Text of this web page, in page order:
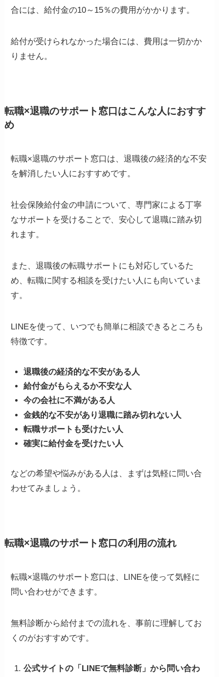
合には、給付金の10～15％の費用がかかります。
給付が受けられなかった場合には、費用は一切かか
りません。
転職×退職のサポート窓口はこんな人におすす
め
転職×退職のサポート窓口は、退職後の経済的な不安
を解消したい人におすすめです。
社会保険給付金の申請について、専門家による丁寧
なサポートを受けることで、安心して退職に踏み切
れます。
また、退職後の転職サポートにも対応しているた
め、転職に関する相談を受けたい人にも向いていま
す。
LINEを使って、いつでも簡単に相談できるところも
特徴です。
退職後の経済的な不安がある人
給付金がもらえるか不安な人
今の会社に不満がある人
金銭的な不安があり退職に踏み切れない人
転職サポートも受けたい人
確実に給付金を受けたい人
などの希望や悩みがある人は、まずは気軽に問い合
わせてみましょう。
転職×退職のサポート窓口の利用の流れ
転職×退職のサポート窓口は、LINEを使って気軽に
問い合わせができます。
無料診断から給付までの流れを、事前に理解してお
くのがおすすめです。
公式サイトの「LINEで無料診断」から問い合わ